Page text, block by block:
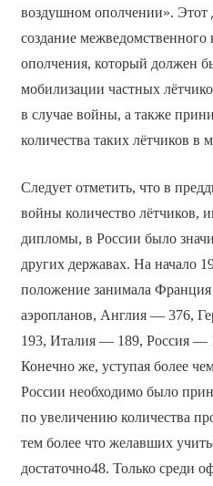
воздушном ополчении». Этот
создание межведомственного
ополчения, который должен
мобилизации частных
в случае войны, а также
количества таких лётчиков в
Следует отметить, что в
войны количество лётчиков,
дипломы, в России было
других державах. На начало
положение занимала
аэропланов, Англия — 376,
193, Италия — 189, Россия —
Конечно же, уступая более
России необходимо было
по увеличению количества
тем более что желавших
достаточно48. Только среди